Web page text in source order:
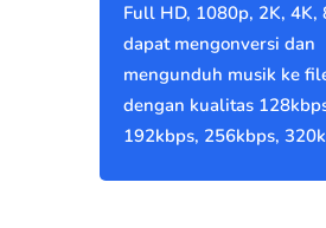
Full HD, 1080p, 2K, 4K,
dapat mengonversi dan
mengunduh musik ke
dengan kualitas
192kbps, 256kbps,